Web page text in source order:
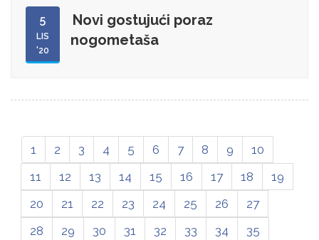
5
LIS
'20
Novi gostujući poraz
nogometaša
1 2 3 4 5 6 7 8 9
10
11
12 13 14 15 16 17 18
19
20
21 22 23 24 25 26
27
28
29 30 31 32 33 34
35